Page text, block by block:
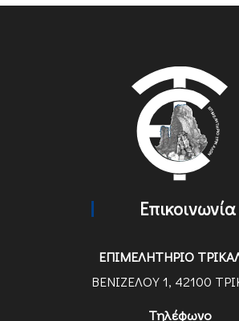
Επικοινωνία
ΕΠΙΜΕΛΗΤΗΡΙΟ
ΒΕΝΙΖΕΛΟΥ 1, 42100
Τηλέφωνο